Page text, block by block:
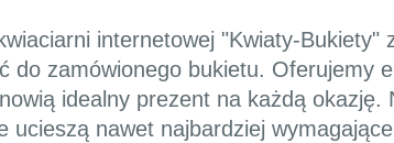
internetowej "Kwiaty-Bukiety"
do zamówionego bukietu. Oferujemy
idealny prezent na każdą
nawet najbardziej